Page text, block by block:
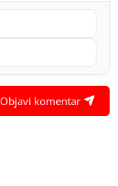
Objavi komentar